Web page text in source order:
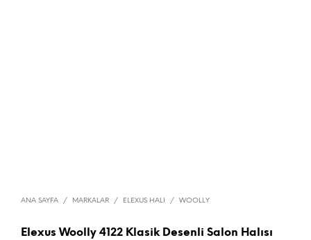
ANA SAYFA / MARKALAR / ELEXUS HALI / WOOLLY
Elexus Woolly 4122 Klasik Desenli Salon Halısı